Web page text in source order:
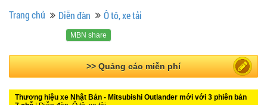
Trang chủ Diễn đàn Ô tô, xe tải
MBN share
>> Bài PR miễn phí
Thương hiệu xe Nhật Bản - Mitsubishi Outlander mới với 3 phiên bản